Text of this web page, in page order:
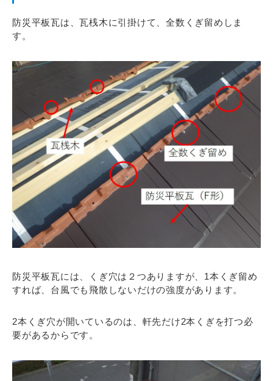
防災平板瓦は、瓦桟木に引掛けて、全数くぎ留めしま
す。
防災平板瓦には、くぎ穴は２つありますが、1本くぎ留め
すれば、台風でも飛散しないだけの強度があります。
2本くぎ穴が開いているのは、軒先だけ2本くぎを打つ必
要があるからです。